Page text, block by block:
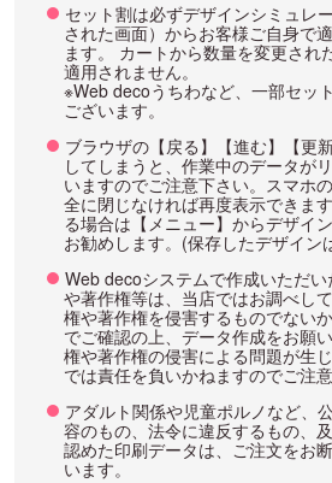
セット割は必ずデザインシミュレ
された画面）からお客様ご自身で
ます。 カートから数量を変更され
適用されません。
※Web decoうちわなど、一部セッ
ございます。
ブラウザの【戻る】【進む】【更
してしまうと、作業中のデータが
いますのでご注意下さい。スマホ
全に閉じなければ再度表示できま
る場合は【メニュー】からデザイ
お勧めします。(保存したデザイン
Web decoシステムで作成いただ
や著作権等は、当店ではお調べし
権や著作権を侵害するものでない
でご確認の上、データ作成をお願
権や著作権の侵害による問題が生
では責任を負いかねますのでご注意
アダルト関係や児童ポルノなど、
容のもの、法令に違反するもの、
認めた印刷データは、ご注文をお
います。